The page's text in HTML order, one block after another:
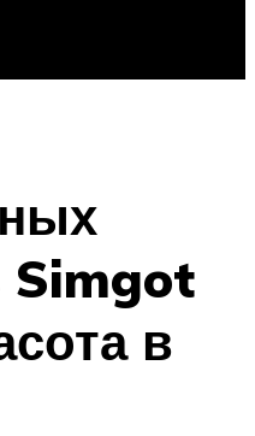
Simgot
в